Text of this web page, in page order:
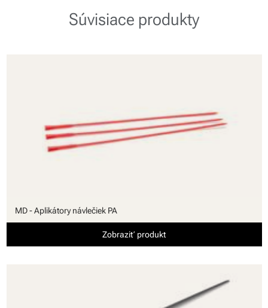
Súvisiace produkty
MD - Aplikátory návlečiek PA
Zobraziť produkt